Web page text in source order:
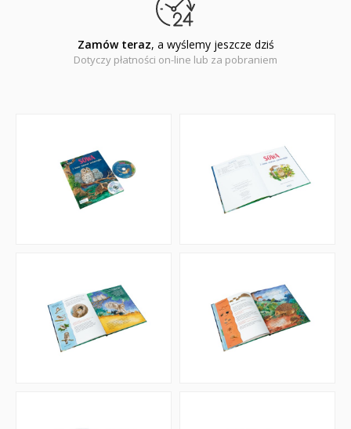
Zamów teraz, a wyślemy jeszcze dziś
Dotyczy płatności on-line lub za pobraniem